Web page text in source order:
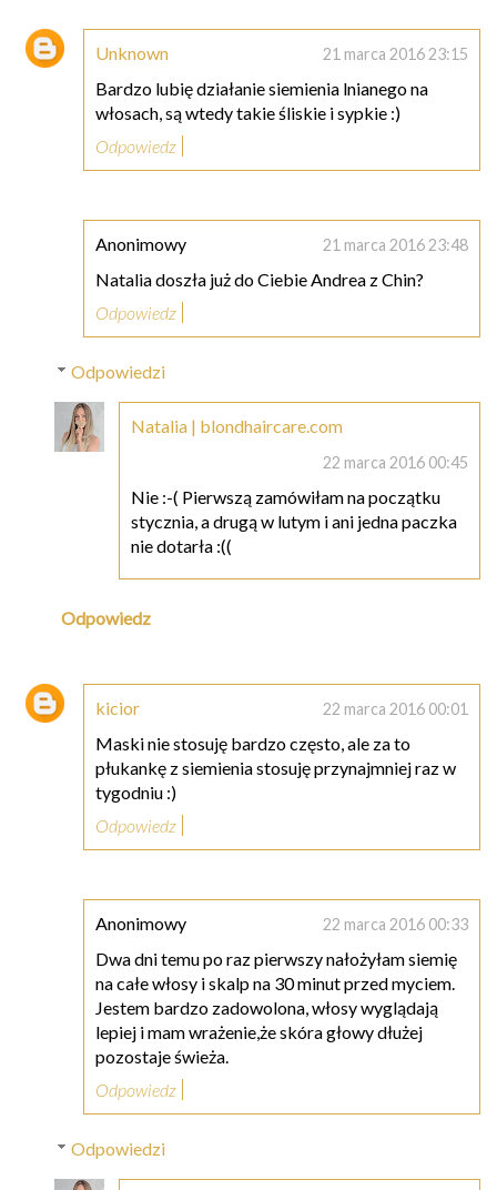
Unknown 21 marca 2016 23:15
Bardzo lubię działanie siemienia lnianego na
włosach, są wtedy takie śliskie i sypkie :)
Odpowiedz
Anonimowy 21 marca 2016 23:48
Natalia doszła już do Ciebie Andrea z Chin?
Odpowiedz
Odpowiedzi
Natalia | blondhaircare.com
22 marca 2016 00:45
Nie :-( Pierwszą zamówiłam na początku
stycznia, a drugą w lutym i ani jedna paczka
nie dotarła :((
Odpowiedz
kicior 22 marca 2016 00:01
Maski nie stosuję bardzo często, ale za to
płukankę z siemienia stosuję przynajmniej raz w
tygodniu :)
Odpowiedz
Anonimowy 22 marca 2016 00:33
Dwa dni temu po raz pierwszy nałożyłam siemię
na całe włosy i skalp na 30 minut przed myciem.
Jestem bardzo zadowolona, włosy wyglądają
lepiej i mam wrażenie,że skóra głowy dłużej
pozostaje świeża.
Odpowiedz
Odpowiedzi